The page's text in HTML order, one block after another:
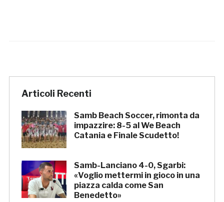
Articoli Recenti
Samb Beach Soccer, rimonta da
impazzire: 8-5 al We Beach
Catania e Finale Scudetto!
Samb-Lanciano 4-0, Sgarbi:
«Voglio mettermi in gioco in una
piazza calda come San
Benedetto»